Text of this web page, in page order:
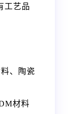
工艺品
、陶瓷
材料